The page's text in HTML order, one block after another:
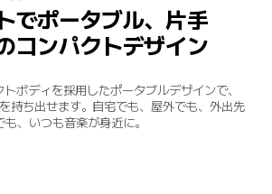
でポータブル、片手
コンパクトデザイン
ボディを採用したポータブルデザインで、
持ち出せます。自宅でも、屋外でも、外出先
も、いつも音楽が身近に。